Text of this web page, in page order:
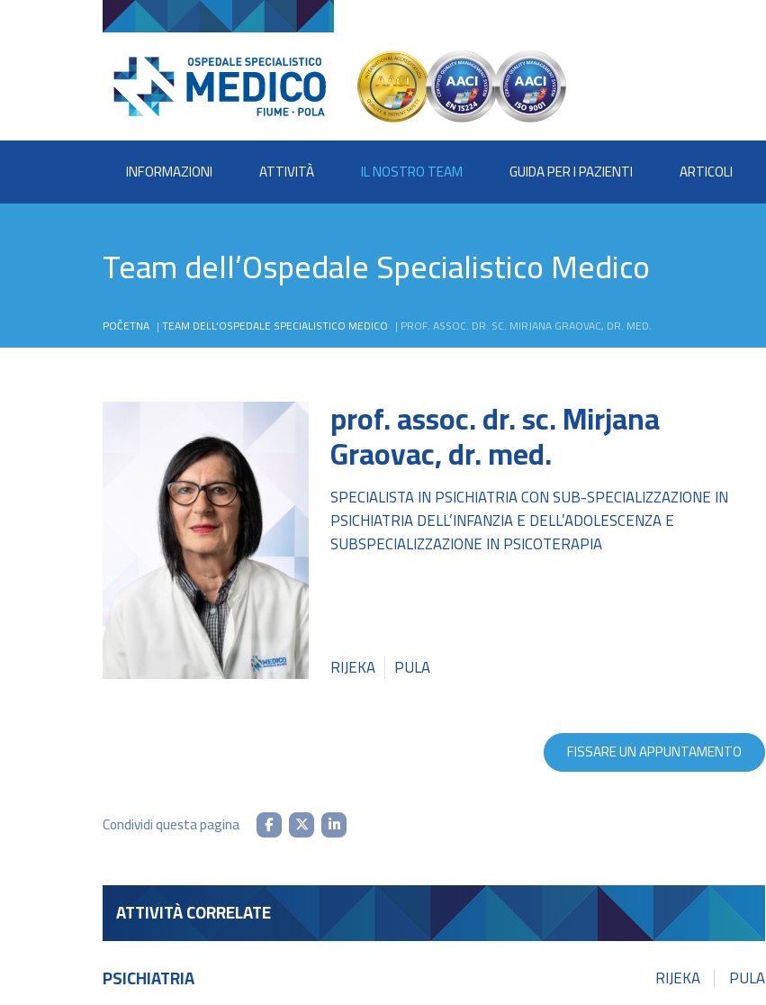
INFORMAZIONI ATTIVITÀ IL NOSTRO TEAM GUIDA PER I PAZIENTI ARTICOLI
Team dell’Ospedale Specialistico Medico
POČETNA |TEAM DELL’OSPEDALE SPECIALISTICO MEDICO | PROF. ASSOC. DR. SC. MIRJANA GRAOVAC, DR. MED.
prof. assoc. dr. sc. Mirjana
Graovac, dr. med.
SPECIALISTA IN PSICHIATRIA CON SUB-SPECIALIZZAZIONE IN
PSICHIATRIA DELL’INFANZIA E DELL’ADOLESCENZA E
SUBSPECIALIZZAZIONE IN PSICOTERAPIA
RIJEKA PULA
FISSARE UN APPUNTAMENTO
Condividi questa pagina
ATTIVITÀ CORRELATE
PSICHIATRIA RIJEKA PULA